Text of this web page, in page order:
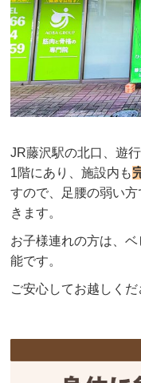
JR藤沢駅の北口、遊
1階にあり、施設内も
すので、足腰の弱い
きます。
お子様連れの方は、
能です。
ご安心してお越しくだ